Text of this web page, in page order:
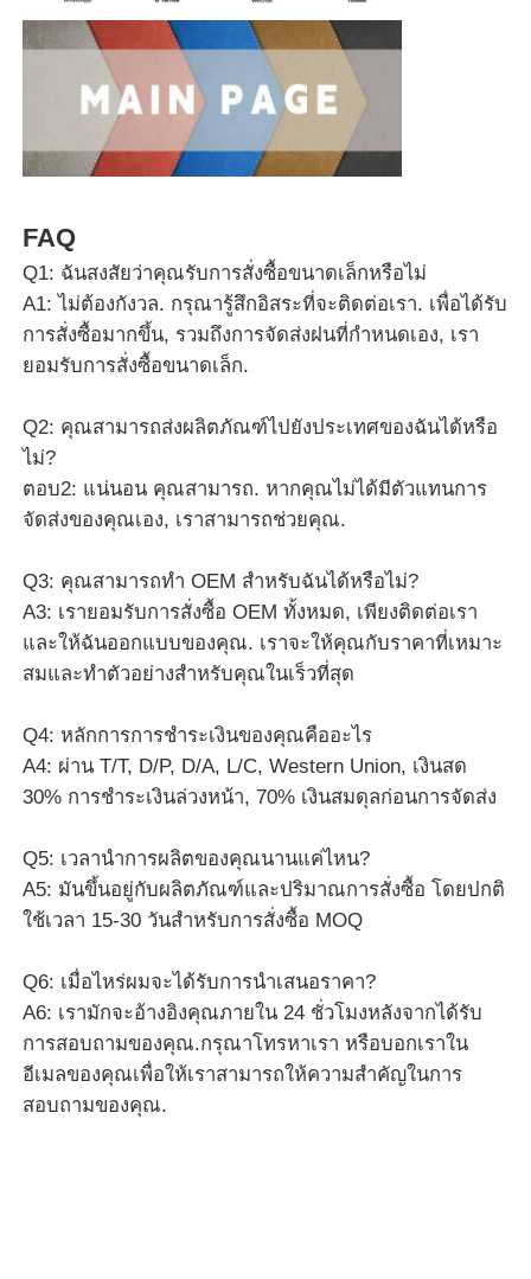
FAQ
Q1: ฉันสงสัยว่าคุณรับการสั่งซื้อขนาดเล็กหรือไม่
A1: ไม่ต้องกังวล. กรุณารู้สึกอิสระที่จะติดต่อเรา. เพื่อได้รับ
การสั่งซื้อมากขึ้น, รวมถึงการจัดส่งฝนที่กําหนดเอง, เรา
ยอมรับการสั่งซื้อขนาดเล็ก.
Q2: คุณสามารถส่งผลิตภัณฑ์ไปยังประเทศของฉันได้หรือ
ไม่?
ตอบ2: แน่นอน คุณสามารถ. หากคุณไม่ได้มีตัวแทนการ
จัดส่งของคุณเอง, เราสามารถช่วยคุณ.
Q3: คุณสามารถทํา OEM สําหรับฉันได้หรือไม่?
A3: เรายอมรับการสั่งซื้อ OEM ทั้งหมด, เพียงติดต่อเรา
และให้ฉันออกแบบของคุณ. เราจะให้คุณกับราคาที่เหมาะ
สมและทําตัวอย่างสําหรับคุณในเร็วที่สุด
Q4: หลักการการชําระเงินของคุณคืออะไร
A4: ผ่าน T/T, D/P, D/A, L/C, Western Union, เงินสด
30% การชําระเงินล่วงหน้า, 70% เงินสมดุลก่อนการจัดส่ง
Q5: เวลานําการผลิตของคุณนานแค่ไหน?
A5: มันขึ้นอยู่กับผลิตภัณฑ์และปริมาณการสั่งซื้อ โดยปกติ
ใช้เวลา 15-30 วันสําหรับการสั่งซื้อ MOQ
Q6: เมื่อไหร่ผมจะได้รับการนําเสนอราคา?
A6: เรามักจะอ้างอิงคุณภายใน 24 ชั่วโมงหลังจากได้รับ
การสอบถามของคุณ.กรุณาโทรหาเรา หรือบอกเราใน
อีเมลของคุณเพื่อให้เราสามารถให้ความสําคัญในการ
สอบถามของคุณ.